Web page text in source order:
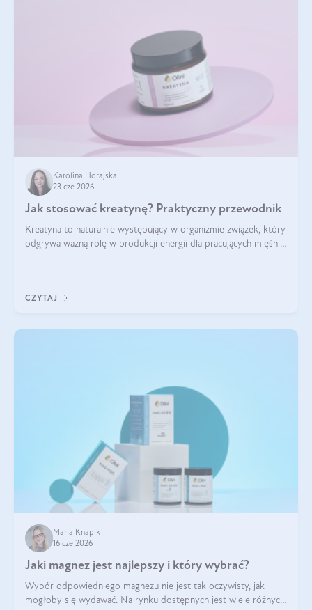
Karolina Horajska
23 cze 2026
Jak stosować kreatynę? Praktyczny przewodnik
Kreatyna to naturalnie występujący w organizmie związek, który
odgrywa ważną rolę w produkcji energii dla pracujących mięśni.
CZYTAJ
Maria Knapik
16 cze 2026
Jaki magnez jest najlepszy i który wybrać?
Wybór odpowiedniego magnezu nie jest tak oczywisty, jak
mogłoby się wydawać. Na rynku dostępnych jest wiele różnych